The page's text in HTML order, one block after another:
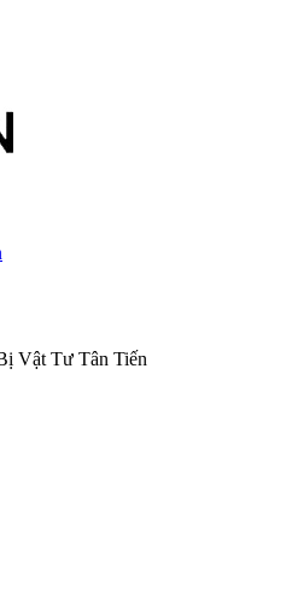
Vật Tư Tân Tiến